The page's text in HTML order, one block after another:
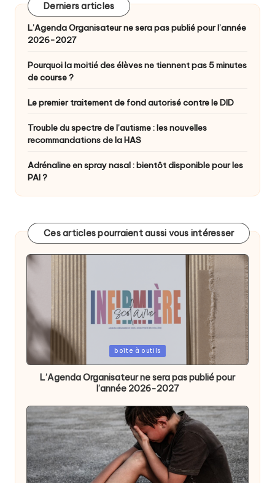
Derniers articles
L’Agenda Organisateur ne sera pas publié pour l’année
2026-2027
Pourquoi la moitié des élèves ne tiennent pas 5 minutes
de course ?
Le premier traitement de fond autorisé contre le DID
Trouble du spectre de l’autisme : les nouvelles
recommandations de la HAS
Adrénaline en spray nasal : bientôt disponible pour les
PAI ?
Ces articles pourraient aussi vous intéresser
Posted
in
boîte à outils
L’Agenda Organisateur ne sera pas publié pour
l’année 2026-2027